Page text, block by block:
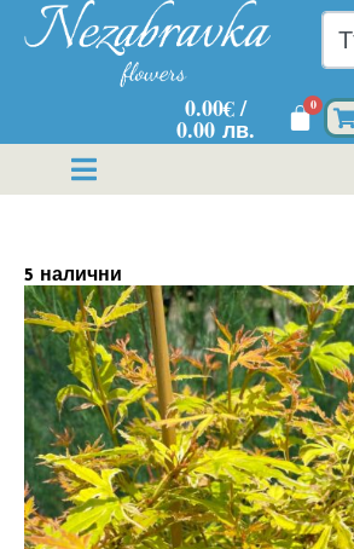
0.00€/
0.00 лв.
0
5 налични